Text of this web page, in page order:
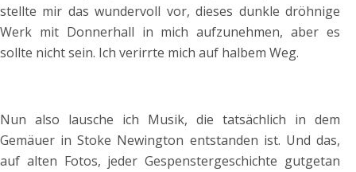
stellte mir das wundervoll vor, dieses dunkle dröhnige
Werk mit Donnerhall in mich aufzunehmen, aber es
sollte nicht sein. Ich verirrte mich auf halbem Weg.
Nun also lausche ich Musik, die tatsächlich in dem
Gemäuer in Stoke Newington entstanden ist. Und das,
auf alten Fotos, jeder Gespenstergeschichte gutgetan